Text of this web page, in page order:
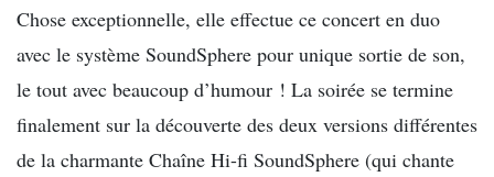
Chose exceptionnelle, elle effectue ce concert en duo
avec le système SoundSphere pour unique sortie de son,
le tout avec beaucoup d’humour ! La soirée se termine
finalement sur la découverte des deux versions différentes
de la charmante Chaîne Hi-fi SoundSphere (qui chante